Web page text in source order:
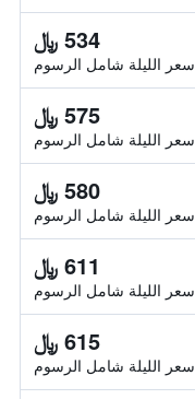
534 ﷼
سعر الليلة شامل الرسوم
575 ﷼
سعر الليلة شامل الرسوم
580 ﷼
سعر الليلة شامل الرسوم
611 ﷼
سعر الليلة شامل الرسوم
615 ﷼
سعر الليلة شامل الرسوم